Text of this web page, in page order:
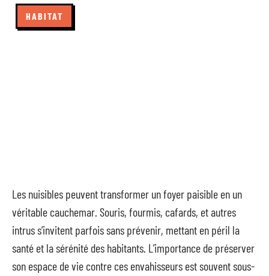
HABITAT
Les nuisibles peuvent transformer un foyer paisible en un
véritable cauchemar. Souris, fourmis, cafards, et autres
intrus s’invitent parfois sans prévenir, mettant en péril la
santé et la sérénité des habitants. L’importance de préserver
son espace de vie contre ces envahisseurs est souvent sous-